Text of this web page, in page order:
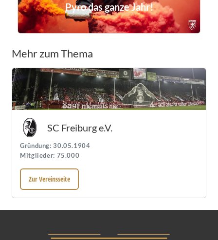
Pyro das ganze Jahr!
Mehr zum Thema
SC Freiburg e.V.
Gründung: 30.05.1904
Mitglieder: 75.000
Zur Vereinsseite